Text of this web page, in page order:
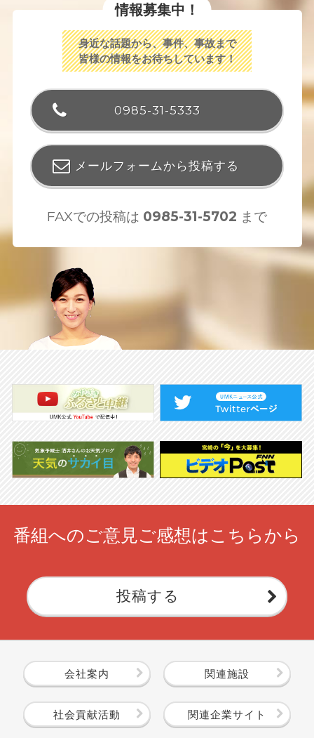
情報募集中！
身近な話題から、事件、事故まで
皆様の情報をお待ちしています！
0985-31-5333
メールフォームから投稿する
FAXでの投稿は 0985-31-5702 まで
番組へのご意見ご感想はこちらから
投稿する
会社案内 関連施設
社会貢献活動 関連企業サイト